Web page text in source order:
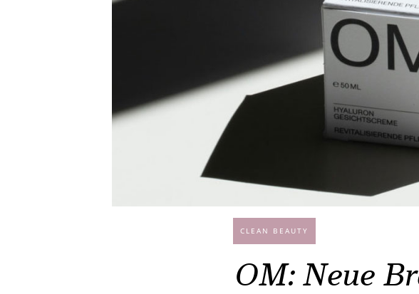
CLEAN BEAUTY
OM: Neue